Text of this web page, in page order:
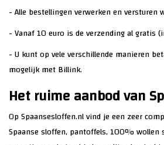
- Alle bestellingen verwerken en versturen
- Vanaf 10 euro is de verzending al gratis
- U kunt op vele verschillende manieren
mogelijk met Billink.
Het ruime aanbod van
Op Spaansesloffen.nl vind je een zeer
Spaanse sloffen, pantoffels, 100% wollen